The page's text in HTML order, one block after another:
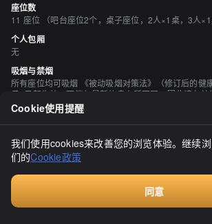
座位数
11 座位 （吧台座位2个，桌子座位，2人×1桌，3人×1
个人包厢
无
吸烟与禁烟
所有座位均可吸烟 《被动吸烟对策法》（修订后的健
月1日起生效，可能与最新信息有所不同，因此请在访
认。
停车场
有 后面有3间公寓
空间与设备
评价（11）
Cookie使用提醒
我们使用cookies来改善您的浏览体验。继续
们的Cookie政策
同意